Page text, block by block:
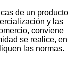
de un producto
y las
conviene
se realice, en
las normas.